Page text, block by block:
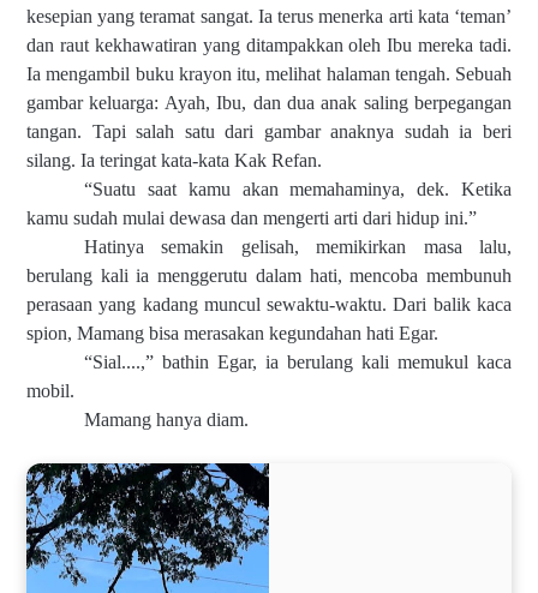
kesepian yang teramat sangat. Ia terus menerka arti kata ‘teman’
dan raut kekhawatiran yang ditampakkan oleh Ibu mereka tadi.
Ia mengambil buku krayon itu, melihat halaman tengah. Sebuah
gambar keluarga: Ayah, Ibu, dan dua anak saling berpegangan
tangan. Tapi salah satu dari gambar anaknya sudah ia beri
silang. Ia teringat kata-kata Kak Refan.
“Suatu saat kamu akan memahaminya, dek. Ketika
kamu sudah mulai dewasa dan mengerti arti dari hidup ini.”
Hatinya semakin gelisah, memikirkan masa lalu,
berulang kali ia menggerutu dalam hati, mencoba membunuh
perasaan yang kadang muncul sewaktu-waktu. Dari balik kaca
spion, Mamang bisa merasakan kegundahan hati Egar.
“Sial....,” bathin Egar, ia berulang kali memukul kaca
mobil.
Mamang hanya diam.